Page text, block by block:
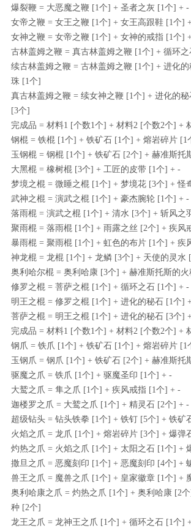
爆裂鞭 = 大恶魔之鞭 [1个] + 圣者之灰 [1个] + -
女帝之鞭 = 女王之鞭 [1个] + 女王高跟鞋 [1个]
女神之鞭 = 女帝之鞭 [1个] + 女神的戒指 [1个]
古林盖姆之鞭 = 真古林盖姆之鞭 [1个] + 循环
续古林盖姆之鞭 = 古林盖姆之鞭 [1个] + 进化
珠 [1个]
真古林盖姆之鞭 = 续女神之鞭 [1个] + 进化的
[3个]
完成品 = 材料1 [个数1个] + 材料2 [个数2个] +
钢棍 = 铁棍 [1个] + 铁矿石 [1个] + 熔岩碎片 [1
玉钢棍 = 钢棍 [1个] + 铁矿石 [2个] + 赫准斯托
大黑棍 = 橡树棍 [3个] + 工匠的皮带 [1个] + -
梦境之棍 = 微睡之棍 [1个] + 梦境花 [3个] + 怪
武神之棍 = 演武之棍 [1个] + 豪杰腕轮 [1个] + -
落雨棍 = 演武之棍 [1个] + 清水 [3个] + 斩风之
聚雨棍 = 落雨棍 [1个] + 雨露之丝 [2个] + 疾风
暴雨棍 = 聚雨棍 [1个] + 虹色的布片 [1个] + 疾
神龙棍 = 龙棍 [1个] + 龙鳞 [3个] + 天使的灵水
奥利哈尔棍 = 奥利哈康 [3个] + 赫准斯托斯的
修罗之棍 = 菩萨之棍 [1个] + 循环之石 [1个] + -
明王之棍 = 修罗之棍 [1个] + 进化的秘石 [1个]
菩萨之棍 = 明王之棍 [1个] + 进化的秘石 [3个]
完成品 = 材料1 [个数1个] + 材料2 [个数2个] +
钢爪 = 铁爪 [1个] + 铁矿石 [1个] + 熔岩碎片 [1
玉钢爪 = 钢爪 [1个] + 铁矿石 [2个] + 赫准斯托
驱魔之爪 = 铁爪 [1个] + 驱魔圣印 [1个] + -
大鹫之爪 = 隼之爪 [1个] + 疾风戒指 [1个] + -
迦楼罗之爪 = 大鹫之爪 [1个] + 精灵石 [2个] + -
超级钻头 = 钻头铁拳 [1个] + 铁钉 [5个] + 铁矿
火焰之爪 = 龙爪 [1个] + 熔岩碎片 [3个] + 爆弹
灼热之爪 = 火焰之爪 [1个] + 太阳之石 [1个] +
撒旦之爪 = 恶魔刻印 [1个] + 恶魔刻印 [4个] +
兽王之爪 = 魔兽之爪 [1个] + 皇家徽章 [1个] +
奥利哈康之爪 = 灼热之爪 [1个] + 奥利哈康 [2
种 [2个]
龙王之爪 = 龙神王之爪 [1个] + 循环之石 [1个]